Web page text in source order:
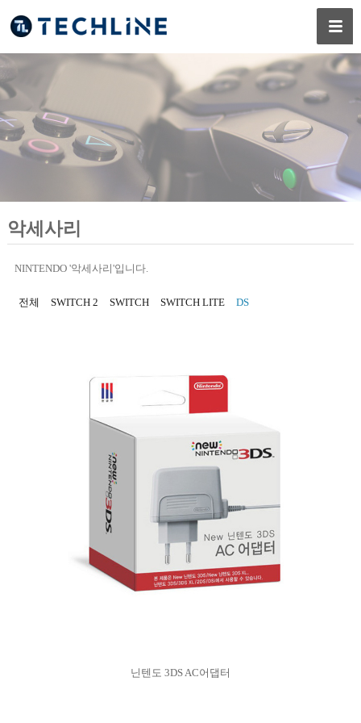
악세사리
NINTENDO '악세사리'입니다.
전체 SWITCH 2 SWITCH SWITCH LITE DS
닌텐도 3DS AC어댑터